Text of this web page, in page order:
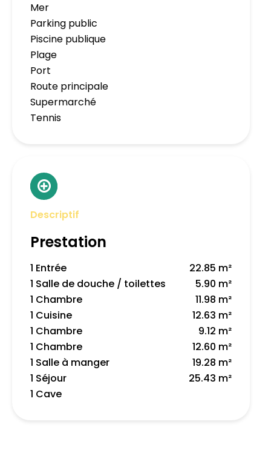
Mer
Parking public
Piscine publique
Plage
Port
Route principale
Supermarché
Tennis
Descriptif
Prestation
1 Entrée
22.85 m²
1 Salle de douche / toilettes
5.90 m²
1 Chambre
11.98 m²
1 Cuisine
12.63 m²
1 Chambre
9.12 m²
1 Chambre
12.60 m²
1 Salle à manger
19.28 m²
1 Séjour
25.43 m²
1 Cave